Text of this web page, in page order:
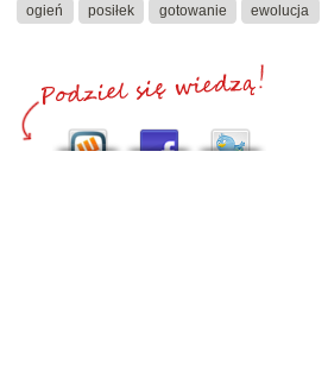
ogień posiłek gotowanie ewolucja